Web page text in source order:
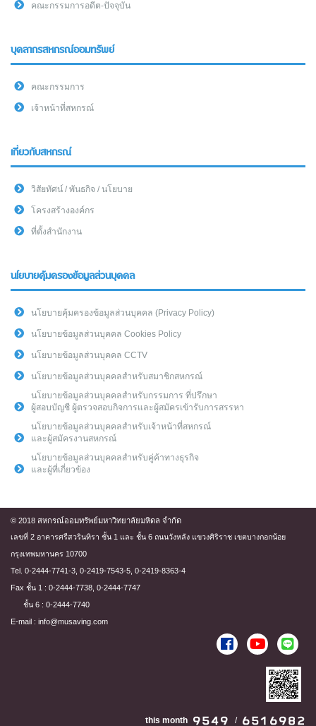
คณะกรรมการอดีต-ปัจจุบัน
บุคลากรสหกรณ์ออมทรัพย์
คณะกรรมการ
เจ้าหน้าที่สหกรณ์
เกี่ยวกับสหกรณ์
วิสัยทัศน์ / พันธกิจ / นโยบาย
โครงสร้างองค์กร
ที่ตั้งสำนักงาน
นโยบายคุ้มครองข้อมูลส่วนบุคคล
นโยบายคุ้มครองข้อมูลส่วนบุคคล (Privacy Policy)
นโยบายข้อมูลส่วนบุคคล Cookies Policy
นโยบายข้อมูลส่วนบุคคล CCTV
นโยบายข้อมูลส่วนบุคคลสำหรับสมาชิกสหกรณ์
นโยบายข้อมูลส่วนบุคคลสำหรับกรรมการ ที่ปรึกษา
ผู้สอบบัญชี ผู้ตรวจสอบกิจการและผู้สมัครเข้ารับการสรรหา
นโยบายข้อมูลส่วนบุคคลสำหรับเจ้าหน้าที่สหกรณ์
และผู้สมัครงานสหกรณ์
นโยบายข้อมูลส่วนบุคคลสำหรับคู่ค้าทางธุรกิจ
และผู้ที่เกี่ยวข้อง
© 2018 สหกรณ์ออมทรัพย์มหาวิทยาลัยมหิดล จำกัด
เลขที่ 2 อาคารศรีสวรินทิรา ชั้น 1 และ ชั้น 6 ถนนวังหลัง แขวงศิริราช เขตบางกอกน้อย
กรุงเทพมหานคร 10700
Tel. 0-2444-7741-3, 0-2419-7543-5, 0-2419-8363-4
Fax ชั้น 1 : 0-2444-7738, 0-2444-7747
ชั้น 6 : 0-2444-7740
E-mail : info@musaving.com
this month /